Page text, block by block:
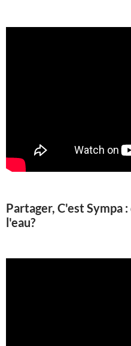
Partager, C'est Sympa
l'eau?